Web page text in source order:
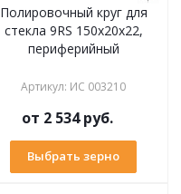
Полировочный круг для
стекла 9RS 150х20x22,
периферийный
Артикул: ИС 003210
от 2 534 руб.
Выбрать зерно